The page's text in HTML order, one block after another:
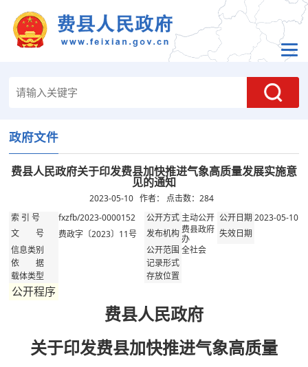
政府文件
费县人民政府关于印发费县加快推进气象高质量发展实施意
见的通知
2023-05-10 作者： 点击数：284
索 引 号 fxzfb/2023-0000152 公开方式 主动公开 公开日期2023-05-10
文 号 费政字〔2023〕11号 发布机构费县政府
办
失效日期
信息类别
公开范围全社会
依 据
记录形式
载体类型
存放位置
公开程序
费县人民政府
关于印发费县加快推进气象高质量